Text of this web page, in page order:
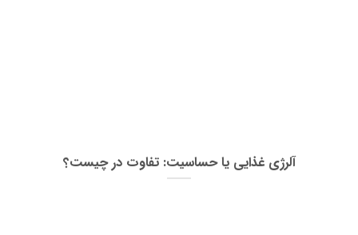
آلرژی غذایی یا حساسیت: تفاوت در چیست؟